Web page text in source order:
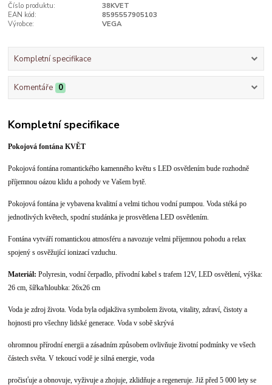
Číslo produktu:
38KVET
EAN kód:
8595557905103
Výrobce:
VEGA
Kompletní specifikace
Komentáře 0
Kompletní specifikace
Pokojová fontána KVĚT
Pokojová fontána romantického kamenného květu s LED osvětlením bude rozhodně
příjemnou oázou klidu a pohody ve Vašem bytě.
Pokojová fontána je vybavena kvalitní a velmi tichou vodní pumpou. Voda stéká po
jednotlivých květech, spodní studánka je prosvětlena LED osvětlením.
Fontána vytváří romantickou atmosféru a navozuje velmi příjemnou pohodu a relax
spojený s osvěžující ionizací vzduchu.
Materiál: Polyresin, vodní čerpadlo, přívodní kabel s trafem 12V, LED osvětlení, výška:
26 cm, šířka/hloubka: 26x26 cm
Voda je zdroj života. Voda byla odjakživa symbolem života, vitality, zdraví, čistoty a
hojnosti pro všechny lidské generace. Voda v sobě skrývá
ohromnou přírodní energii a zásadním způsobem ovlivňuje životní podmínky ve všech
částech světa. V tekoucí vodě je silná energie, voda
pročisťuje a obnovuje, vyživuje a zhojuje, zklidňuje a regeneruje. Již před 5 000 lety se